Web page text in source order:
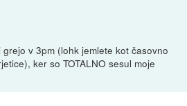
v 3pm (lohk jemlete kot časovno
ker so TOTALNO sesul moje